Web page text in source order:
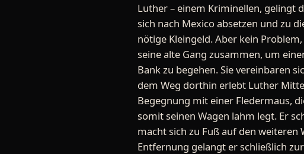
Luther – einem Kriminellen, gelingt
sich nach Mexico absetzen und zu
nötige Kleingeld. Aber kein
seine alte Gang zusammen, um
Bank zu begehen. Sie vereinbaren
dem Weg dorthin erlebt Luther
Begegnung mit einer Fledermaus,
somit seinen Wagen lahm legt. Er
macht sich zu Fuß auf den weiteren
Entfernung gelangt er schließlich